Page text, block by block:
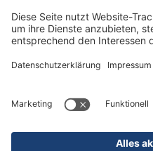
Datenschutz
Sitemap